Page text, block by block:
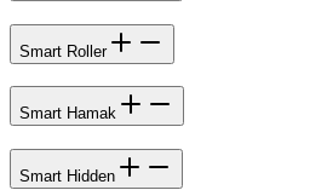
Smart Roller
Smart Hamak
Smart Hidden